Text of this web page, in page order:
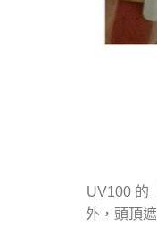
UV100 的
外，頭頂